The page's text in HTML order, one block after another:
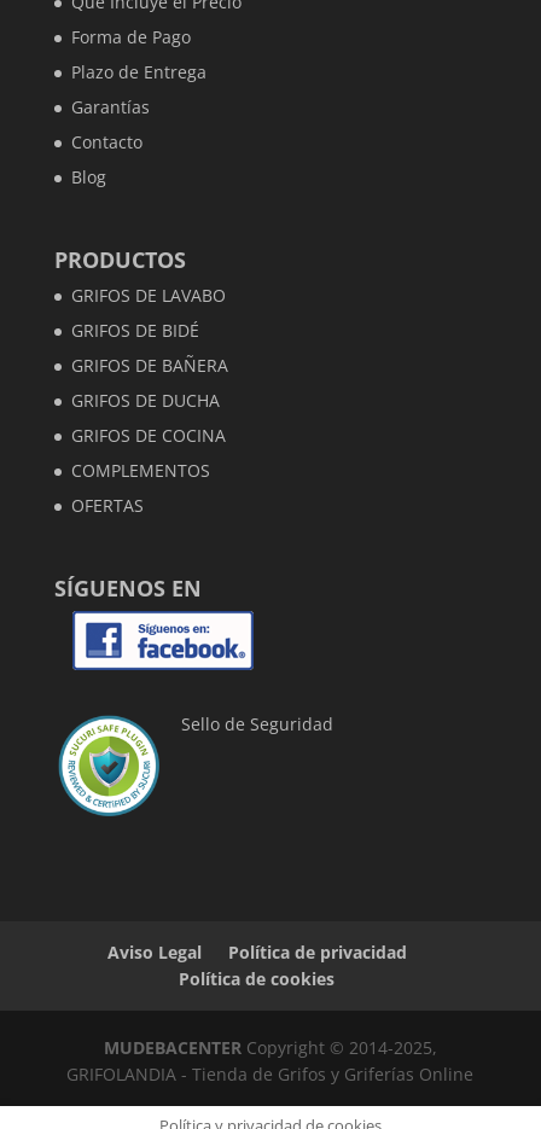
Forma de Pago
Plazo de Entrega
Garantías
Contacto
Blog
PRODUCTOS
GRIFOS DE LAVABO
GRIFOS DE BIDÉ
GRIFOS DE BAÑERA
GRIFOS DE DUCHA
GRIFOS DE COCINA
COMPLEMENTOS
OFERTAS
SÍGUENOS EN
Sello de Seguridad
Aviso Legal
Política de privacidad
Política de cookies
MUDEBACENTERCopyright © 2014-2025,
GRIFOLANDIA - Tienda de Grifos y Griferías Online